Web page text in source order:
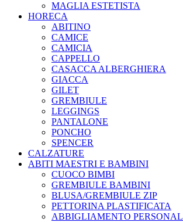
MAGLIA ESTETISTA
HORECA
ABITINO
CAMICE
CAMICIA
CAPPELLO
CASACCA ALBERGHIERA
GIACCA
GILET
GREMBIULE
LEGGINGS
PANTALONE
PONCHO
SPENCER
CALZATURE
ABITI MAESTRI E BAMBINI
CUOCO BIMBI
GREMBIULE BAMBINI
BLUSA/GREMBIULE ZIP
PETTORINA PLASTIFICATA
ABBIGLIAMENTO